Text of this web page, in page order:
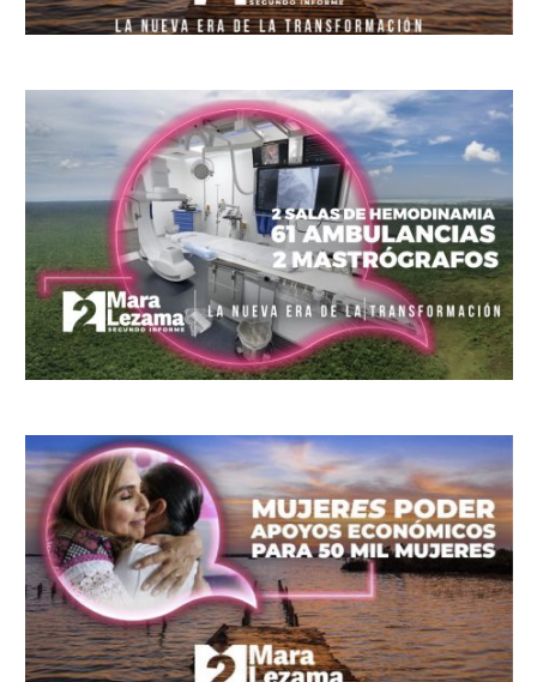
Italia: una protección desigual para los trabajadores más
expuestos a la ola de calor